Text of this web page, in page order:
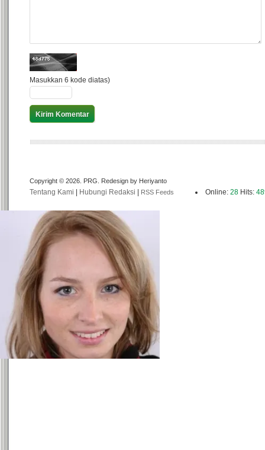
Masukkan 6 kode diatas)
Copyright © 2026. PRG. Redesign by Heriyanto
Tentang Kami Hubungi Redaksi RSS Feeds Online: 28 Hits: